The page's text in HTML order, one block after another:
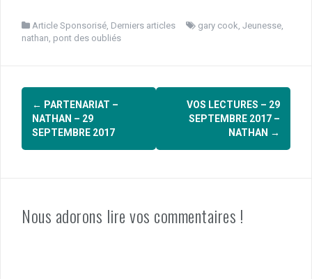
Article Sponsorisé, Derniers articles gary cook, Jeunesse,
nathan, pont des oubliés
Navigation
d'article
← PARTENARIAT –
NATHAN – 29
SEPTEMBRE 2017
VOS LECTURES – 29
SEPTEMBRE 2017 –
NATHAN →
Nous adorons lire vos commentaires !